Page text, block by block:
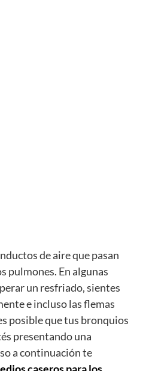
de aire que pasan
pulmones. En algunas
un resfriado, sientes
e incluso las flemas
posible que tus bronquios
presentando una
a continuación te